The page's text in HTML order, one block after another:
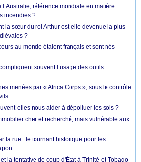
référence mondiale en matière
incendies ?
la sœur du roi Arthur est-elle devenue la plus
?
au monde étaient français et sont nés
souvent l’usage des outils
menées par « Africa Corps », sous le contrôle
elles nous aider à dépolluer les sols ?
cher et recherché, mais vulnérable aux
la rue : le tournant historique pour les
la tentative de coup d'État à Trinité-et-Tobago